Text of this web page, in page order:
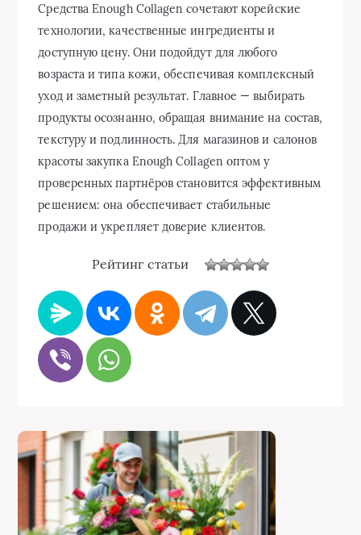
Средства Enough Collagen сочетают корейские
технологии, качественные ингредиенты и
доступную цену. Они подойдут для любого
возраста и типа кожи, обеспечивая комплексный
уход и заметный результат. Главное — выбирать
продукты осознанно, обращая внимание на состав,
текстуру и подлинность. Для магазинов и салонов
красоты закупка Enough Collagen оптом у
проверенных партнёров становится эффективным
решением: она обеспечивает стабильные
продажи и укрепляет доверие клиентов.
Рейтинг статьи